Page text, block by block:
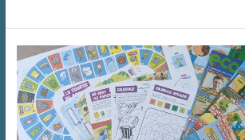
pour
sensibiliser
contre
le